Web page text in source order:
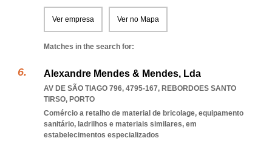
Ver empresa Ver no Mapa
Matches in the search for:
Alexandre Mendes & Mendes, Lda
AV DE SÃO TIAGO 796, 4795-167, REBORDOES SANTO
TIRSO, PORTO
Comércio a retalho de material de bricolage, equipamento
sanitário, ladrilhos e materiais similares, em
estabelecimentos especializados